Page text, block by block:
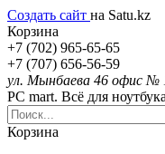
Создать сайт на Satu.kz
Корзина
+7 (702) 965-65-65
+7 (707) 656-56-59
ул. Мынбаева 46 офис
PC mart. Всё для ноутбука
Корзина